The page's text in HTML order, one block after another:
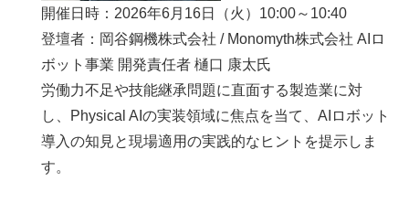
開催日時：2026年6月16日（火）10:00～10:40
登壇者：岡谷鋼機株式会社 / Monomyth株式会社 AIロ
ボット事業 開発責任者 樋口 康太氏
労働力不足や技能継承問題に直面する製造業に対
し、Physical AIの実装領域に焦点を当て、AIロボット
導入の知見と現場適用の実践的なヒントを提示しま
す。